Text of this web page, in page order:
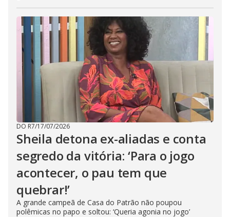
DO R7/17/07/2026
Sheila detona ex-aliadas e conta
segredo da vitória: ‘Para o jogo
acontecer, o pau tem que
quebrar!’
A grande campeã de Casa do Patrão não poupou
polêmicas no papo e soltou: ‘Queria agonia no jogo’